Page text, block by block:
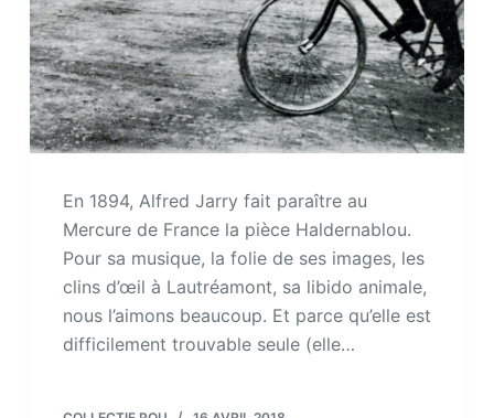
En 1894, Alfred Jarry fait paraître au
Mercure de France la pièce Haldernablou.
Pour sa musique, la folie de ses images, les
clins d’œil à Lautréamont, sa libido animale,
nous l’aimons beaucoup. Et parce qu’elle est
difficilement trouvable seule (elle…